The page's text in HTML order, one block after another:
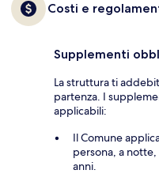
Costi e
Supplementi
La struttura ti
partenza. I
applicabili:
Il Comune
persona, a
anni.